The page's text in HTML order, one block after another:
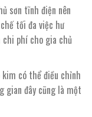
sơn tĩnh điện nên
tối đa việc hư
phí cho gia chủ
có thể điều chỉnh
gian đây cũng là một